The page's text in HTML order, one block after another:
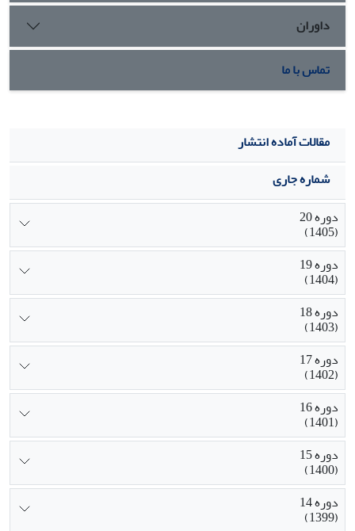
داوران
تماس با ما
مقالات آماده انتشار
شماره جاری
دوره 20
(1405)
دوره 19
(1404)
دوره 18
(1403)
دوره 17
(1402)
دوره 16
(1401)
دوره 15
(1400)
دوره 14
(1399)